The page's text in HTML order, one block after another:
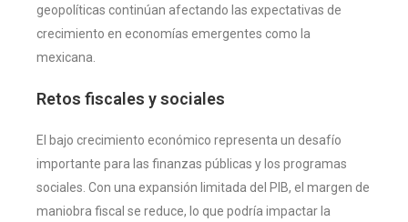
geopolíticas continúan afectando las expectativas de
crecimiento en economías emergentes como la
mexicana.
Retos fiscales y sociales
El bajo crecimiento económico representa un desafío
importante para las finanzas públicas y los programas
sociales. Con una expansión limitada del PIB, el margen de
maniobra fiscal se reduce, lo que podría impactar la